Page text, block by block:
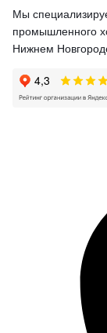
Мы
промышленного
Нижнем